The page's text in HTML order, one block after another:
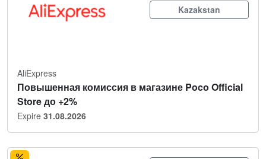
Kazakstan
AliExpress
Повышенная комиссия в магазине Poco Official
Store до +2%
Expire 31.08.2026